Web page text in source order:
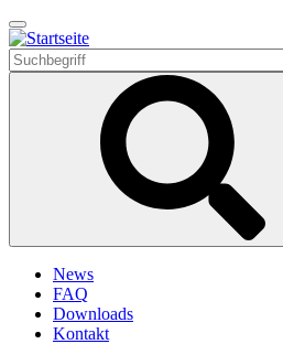
Direkt
zum
Inhalt
News
FAQ
Downloads
Kontakt